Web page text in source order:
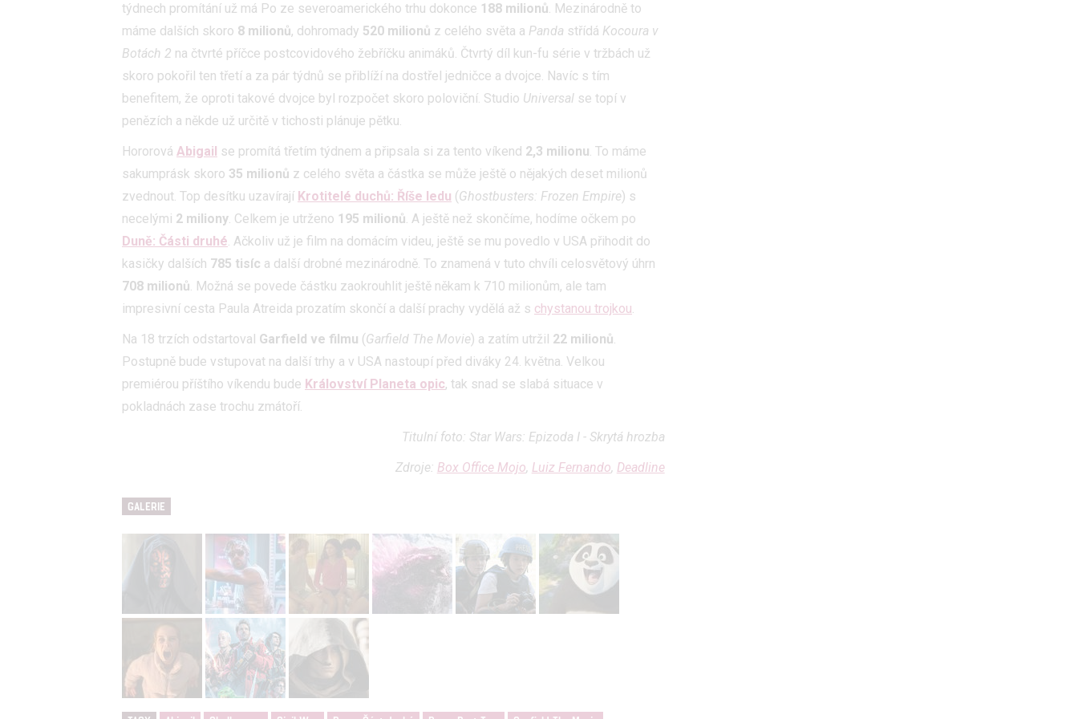
týdnech promítání už má Po ze severoamerického trhu dokonce 188 milionů. Mezinárodně to
máme dalších skoro 8 milionů, dohromady 520 milionů z celého světa a Panda střídá Kocoura v
Botách 2 na čtvrté příčce postcovidového žebříčku animáků. Čtvrtý díl kun-fu série v tržbách už
skoro pokořil ten třetí a za pár týdnů se přiblíží na dostřel jedničce a dvojce. Navíc s tím
benefitem, že oproti takové dvojce byl rozpočet skoro poloviční. Studio Universal se topí v
penězích a někde už určitě v tichosti plánuje pětku.
Hororová Abigail se promítá třetím týdnem a připsala si za tento víkend 2,3 milionu. To máme
sakumprásk skoro 35 milionů z celého světa a částka se může ještě o nějakých deset milionů
zvednout. Top desítku uzavírají Krotitelé duchů: Říše ledu (Ghostbusters: Frozen Empire) s
necelými 2 miliony. Celkem je utrženo 195 milionů. A ještě než skončíme, hodíme očkem po
Duně: Části druhé. Ačkoliv už je film na domácím videu, ještě se mu povedlo v USA přihodit do
kasičky dalších 785 tisíc a další drobné mezinárodně. To znamená v tuto chvíli celosvětový úhrn
708 milionů. Možná se povede částku zaokrouhlit ještě někam k 710 milionům, ale tam
impresivní cesta Paula Atreida prozatím skončí a další prachy vydělá až s chystanou trojkou.
Na 18 trzích odstartoval Garfield ve filmu (Garfield The Movie) a zatím utržil 22 milionů.
Postupně bude vstupovat na další trhy a v USA nastoupí před diváky 24. května. Velkou
premiérou příštího víkendu bude Království Planeta opic, tak snad se slabá situace v
pokladnách zase trochu zmátoří.
Titulní foto: Star Wars: Epizoda I - Skrytá hrozba
Zdroje: Box Office Mojo, Luiz Fernando, Deadline
GALERIE
Udělením souhlasu s účely a funkcemi zde uvedenými dáváte nám i našim partnerům
možnost: Ensure security, prevent and detect fraud, and fix errors, Deliver and present
advertising and content